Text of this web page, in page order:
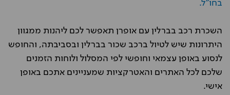
בחו"ל.
השכרת רכב בברלין עם אופרן תאפשר לכם ליהנות ממגוון
היתרונות שיש לטיול ברכב שכור בברלין ובסביבתה, והחופש
לנסוע באופן עצמאי וחופשי לפי המסלול ולוחות הזמנים
שלכם לכל האתרים והאטרקציות שמעניינים אתכם באופן
אישי.